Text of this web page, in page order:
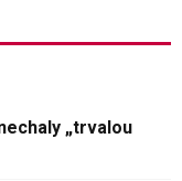
„trvalou